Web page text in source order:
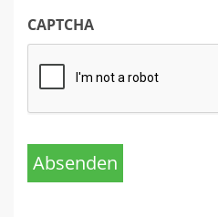
CAPTCHA
Absenden